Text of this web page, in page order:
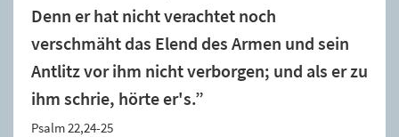
Denn er hat nicht verachtet noch
verschmäht das Elend des Armen und sein
Antlitz vor ihm nicht verborgen; und als er zu
ihm schrie, hörte er's.”
Psalm 22,24-25